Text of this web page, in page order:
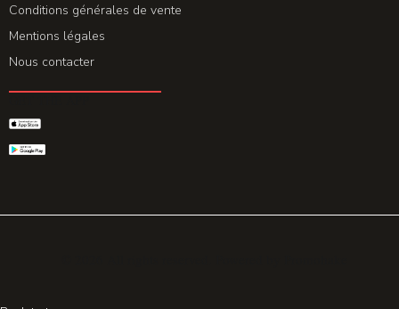
Conditions générales de vente
Mentions légales
Nous contacter